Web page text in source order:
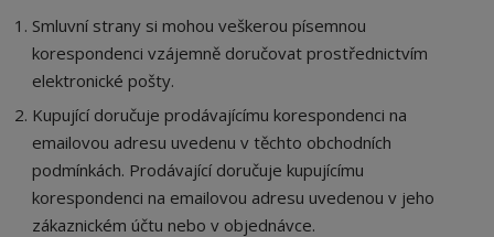
Smluvní strany si mohou veškerou písemnou
korespondenci vzájemně doručovat prostřednictvím
elektronické pošty.
Kupující doručuje prodávajícímu korespondenci na
emailovou adresu uvedenu v těchto obchodních
podmínkách. Prodávající doručuje kupujícímu
korespondenci na emailovou adresu uvedenou v jeho
zákaznickém účtu nebo v objednávce.